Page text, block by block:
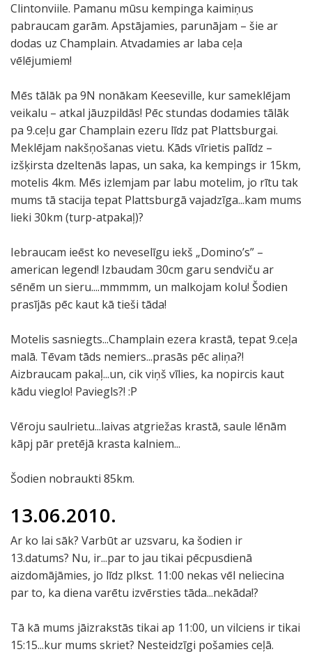
Clintonviile. Pamanu mūsu kempinga kaimiņus
pabraucam garām. Apstājamies, parunājam – šie ar
dodas uz Champlain. Atvadamies ar laba ceļa
vēlējumiem!
Mēs tālāk pa 9N nonākam Keeseville, kur sameklējam
veikalu – atkal jāuzpildās! Pēc stundas dodamies tālāk
pa 9.ceļu gar Champlain ezeru līdz pat Plattsburgai.
Meklējam nakšņošanas vietu. Kāds vīrietis palīdz –
izšķirsta dzeltenās lapas, un saka, ka kempings ir 15km,
motelis 4km. Mēs izlemjam par labu motelim, jo rītu tak
mums tā stacija tepat Plattsburgā vajadzīga...kam mums
lieki 30km (turp-atpakaļ)?
Iebraucam ieēst ko neveselīgu iekš „Domino’s” –
american legend! Izbaudam 30cm garu sendviču ar
sēnēm un sieru....mmmmm, un malkojam kolu! Šodien
prasījās pēc kaut kā tieši tāda!
Motelis sasniegts...Champlain ezera krastā, tepat 9.ceļa
malā. Tēvam tāds nemiers...prasās pēc aliņa?!
Aizbraucam pakaļ...un, cik viņš vīlies, ka nopircis kaut
kādu vieglo! Paviegls?! :P
Vēroju saulrietu...laivas atgriežas krastā, saule lēnām
kāpj pār pretējā krasta kalniem...
Šodien nobraukti 85km.
13.06.2010.
Ar ko lai sāk? Varbūt ar uzsvaru, ka šodien ir
13.datums? Nu, ir...par to jau tikai pēcpusdienā
aizdomājāmies, jo līdz plkst. 11:00 nekas vēl neliecina
par to, ka diena varētu izvērsties tāda...nekāda!?
Tā kā mums jāizrakstās tikai ap 11:00, un vilciens ir tikai
15:15...kur mums skriet? Nesteidzīgi pošamies ceļā.